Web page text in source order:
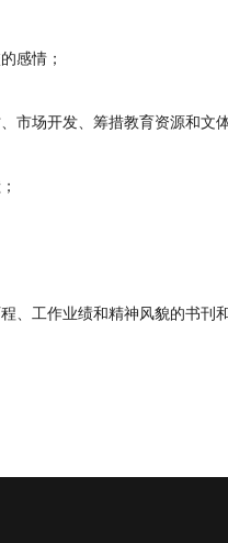
感情；
市场开发、筹措教育资源和文
、工作业绩和精神风貌的书刊